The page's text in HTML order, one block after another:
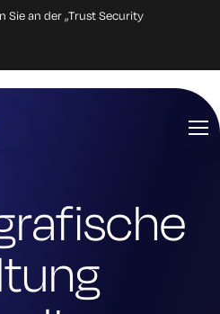
Sie an der „Trust Security